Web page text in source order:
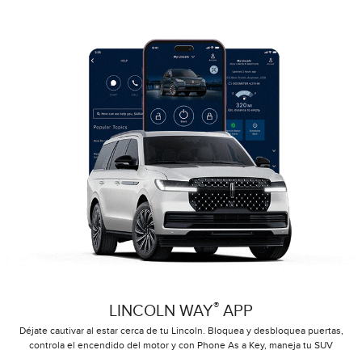
LINCOLN WAY® APP
Déjate cautivar al estar cerca de tu Lincoln. Bloquea y desbloquea puertas,
controla el encendido del motor y con Phone As a Key, maneja tu SUV